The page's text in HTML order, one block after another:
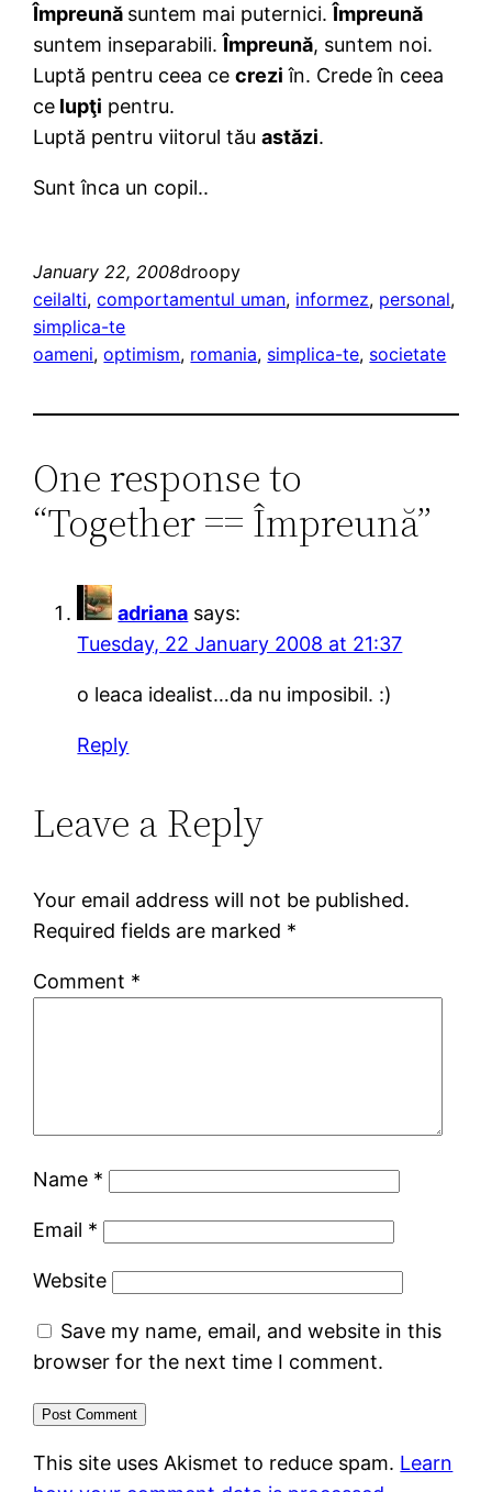
Împreună suntem mai puternici.Împreună
suntem inseparabili.Împreună, suntem noi.
Luptă pentru ceea cecrezi în. Crede în ceea
ce lupţi pentru.
Luptă pentru viitorul tăuastăzi.
Sunt înca un copil..
January 22, 2008droopy
ceilalti, comportamentul uman, informez, personal
simplica-te
oameni, optimism, romania, simplica-te, societate
One response to
“Together == Împreună”
adriana says:
Tuesday, 22 January 2008 at 21:37
o leaca idealist…da nu imposibil. :)
Reply
Leave a Reply
Your email address will not be published.
Required fields are marked *
Comment *
Name *
Email *
Website
Save my name, email, and website in this
browser for the next time I comment.
This site uses Akismet to reduce spam. Learn